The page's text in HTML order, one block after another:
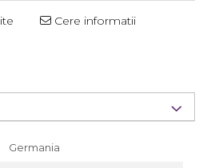
Cere informatii
Germania